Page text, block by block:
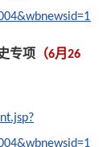
专项 （6月26